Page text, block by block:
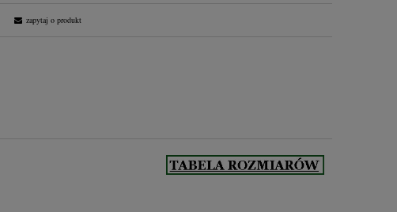
zapytaj o produkt